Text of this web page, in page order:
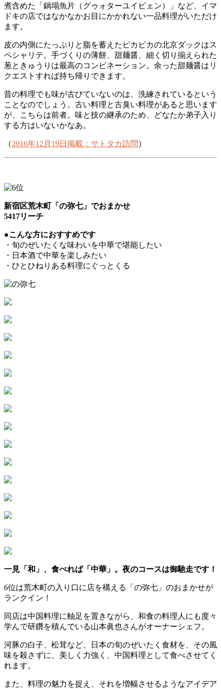
煮含めた「鍋塌魚片（グゥォターユイピェン）」など、イマ
ドキの店ではなかなかお目にかかれない一品料理がいただけ
ます。
皮の内側にたっぷりと脂を蓄えたピカピカの北京ダックはス
ペシャリテ。手づくりの薄餅、甜麺醤、細く切り揃えられた
葱ときゅうりは最高のコンビネーション。余った甜麺醤はリ
クエストすれば持ち帰りできます。
昔の料理でも味が古びていないのは、洗練されているという
ことなのでしょう。古い料理と古臭い料理があると思います
が、こちらは前者。味と技の継承のため、どなたか弟子入り
する方はいないかなあ。
（2016年12月19日掲載：サトタカ訪問 ）
新宿区荒木町「の弥七」でおまかせ
5417リーチ
●こんな方におすすめです
・旬のぜいたくな味わいを中華で堪能したい
・日本酒で中華を楽しみたい
・ひとひねりある料理にぐっとくる
一見「和」、食べれば「中華」。夜のコースは御馳走です！
6位は荒木町の入り口に店を構える「の弥七」のおまかせが
ランクイン！
同店は中国料理に軸足を置きながら、和食の料理人にも度々
学んで研鑽を積んでいる山本眞也さんがオーナーシェフ。
河豚の白子、松茸など、日本の旬のぜいたく食材を、その風
味を殺さずに、美しく力強く、中国料理として食べさせてく
れます。
また、料理の魅力を捉え、それを増幅させるようなアイデア